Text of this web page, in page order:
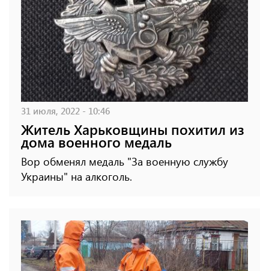
31 июля, 2022 - 10:46
Житель Харьковщины похитил из
дома военного медаль
Вор обменял медаль "За военную службу
Украины" на алкоголь.